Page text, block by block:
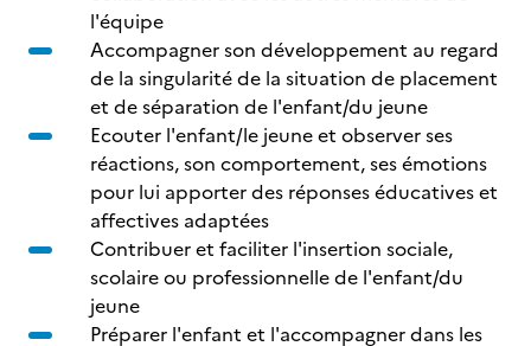
l'équipe
Accompagner son développement au regard
de la singularité de la situation de placement
et de séparation de l'enfant/du jeune
Ecouter l'enfant/le jeune et observer ses
réactions, son comportement, ses émotions
pour lui apporter des réponses éducatives et
affectives adaptées
Contribuer et faciliter l'insertion sociale,
scolaire ou professionnelle de l'enfant/du
jeune
Préparer l'enfant et l'accompagner dans les